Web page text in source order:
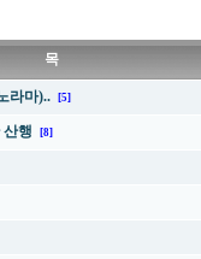
목
라마).. [5]
산행 [8]